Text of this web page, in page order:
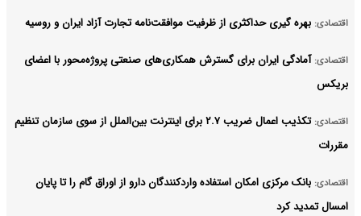
اقتصادی: بهره گیری حداکثری از ظرفیت موافقت‌نامه تجارت آزاد ایران و روسیه
اقتصادی: آمادگی ایران برای گسترش همکاری‌های صنعتی پروژه‌محور با اعضای
بریکس
اقتصادی:
تکذیب اعمال ضریب ۲.۷ برای اینترنت بین‌الملل از سوی سازمان تنظیم
مقررات
اقتصادی: بانک مرکزی امکان استفاده واردکنندگان دارو از اوراق گام را تا پایان
امسال تمدید کرد